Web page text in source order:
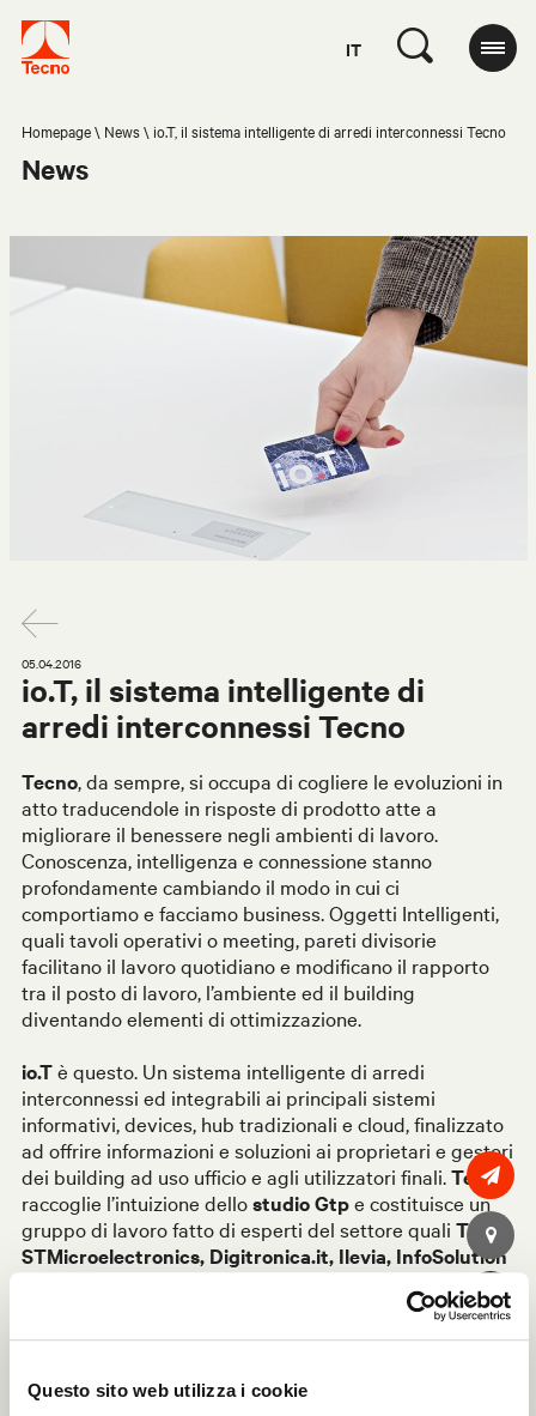
Questo sito web utilizza i cookie
IT
Homepage News io.T, il sistema intelligente di arredi interconnessi Tecno
News
05.04.2016
io.T, il sistema intelligente di
arredi interconnessi Tecno
Tecno, da sempre, si occupa di cogliere le evoluzioni in
atto traducendole in risposte di prodotto atte a
migliorare il benessere negli ambienti di lavoro.
Conoscenza, intelligenza e connessione stanno
profondamente cambiando il modo in cui ci
comportiamo e facciamo business. Oggetti Intelligenti,
quali tavoli operativi o meeting, pareti divisorie
facilitano il lavoro quotidiano e modificano il rapporto
tra il posto di lavoro, l’ambiente ed il building
diventando elementi di ottimizzazione.
io.Tè questo. Un sistema intelligente di arredi
interconnessi ed integrabili ai principali sistemi
informativi, devices, hub tradizionali e cloud, finalizzato
ad offrire informazioni e soluzioni ai proprietari e gestori
dei building ad uso ufficio e agli utilizzatori finali.Tecno
raccoglie l’intuizione dellostudio Gtpe costituisce un
gruppo di lavoro fatto di esperti del settore quali TI M,
STMicroelectronics, Digitronica.it, Ilevia, InfoSolution
e Videoworksche lavorano da circa due anni allo
sviluppo ed ottimizzazione del sistema di arredi io.T,
presentato in anteprima durante la scorsa edizione del
all’interno del proprio headquarter.